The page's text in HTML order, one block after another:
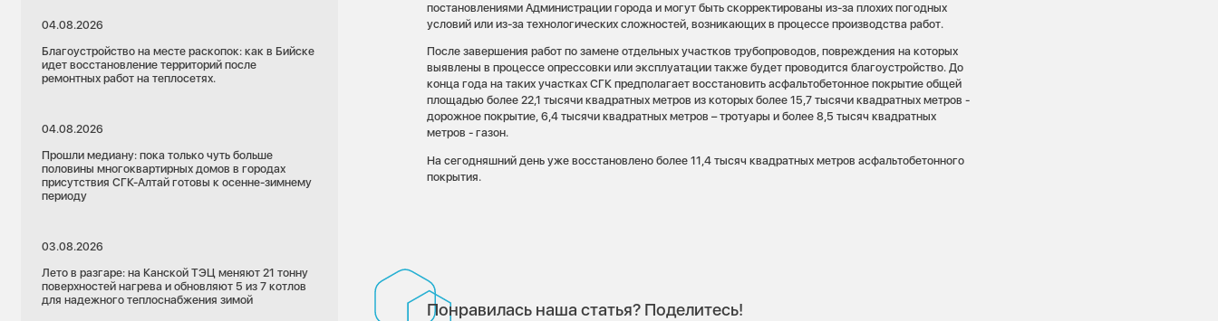
04.08.2026
Благоустройство на месте раскопок: как в Бийске
идет восстановление территорий после
ремонтных работ на теплосетях.
04.08.2026
Прошли медиану: пока только чуть больше
половины многоквартирных домов в городах
присутствия СГК-Алтай готовы к осенне-зимнему
периоду
03.08.2026
Лето в разгаре: на Канской ТЭЦ меняют 21 тонну
поверхностей нагрева и обновляют 5 из 7 котлов
для надежного теплоснабжения зимой
постановлениями Администрации города и могут быть скорректированы из-за плохих погодных
условий или из-за технологических сложностей, возникающих в процессе производства работ.
После завершения работ по замене отдельных участков трубопроводов, повреждения на которых
выявлены в процессе опрессовки или эксплуатации также будет проводится благоустройство. До
конца года на таких участках СГК предполагает восстановить асфальтобетонное покрытие общей
площадью более 22,1 тысячи квадратных метров из которых более 15,7 тысячи квадратных метров -
дорожное покрытие, 6,4 тысячи квадратных метров – тротуары и более 8,5 тысяч квадратных
метров - газон.
На сегодняшний день уже восстановлено более 11,4 тысяч квадратных метров асфальтобетонного
покрытия.
Понравилась наша статья? Поделитесь!